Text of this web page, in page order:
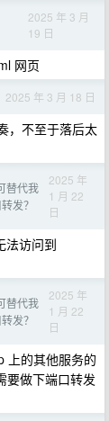
2025 年 3 月
19 日
网页
2025 年 3 月 18 日
，不至于落后太
替代我
发？
2025 年
1 月 22
日
法访问到
替代我
发？
2025 年
1 月 22
日
上的其他服务的
要做下端口转发